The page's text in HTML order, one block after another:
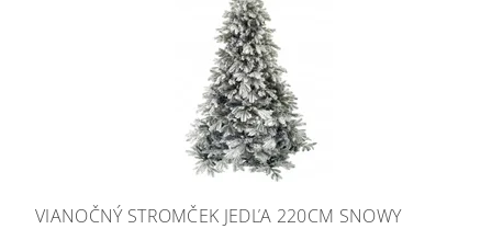
VIANOČNÝ STROMČEK JEDĽA 220CM SNOWY